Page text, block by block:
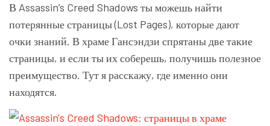
В Assassin’s Creed Shadows ты можешь найти
потерянные страницы (Lost Pages), которые дают
очки знаний. В храме Гансэндзи спрятаны две такие
страницы, и если ты их соберешь, получишь полезное
преимущество. Тут я расскажу, где именно они
находятся.